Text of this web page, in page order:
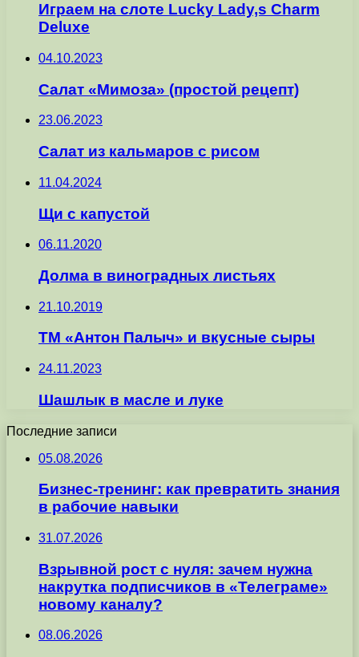
Играем на слоте Lucky Lady,s Charm
Deluxe
04.10.2023
Салат «Мимоза» (простой рецепт)
23.06.2023
Салат из кальмаров с рисом
11.04.2024
Щи с капустой
06.11.2020
Долма в виноградных листьях
21.10.2019
ТМ «Антон Палыч» и вкусные сыры
24.11.2023
Шашлык в масле и луке
Последние записи
05.08.2026
Бизнес-тренинг: как превратить знания
в рабочие навыки
31.07.2026
Взрывной рост с нуля: зачем нужна
накрутка подписчиков в «Телеграме»
новому каналу?
08.06.2026